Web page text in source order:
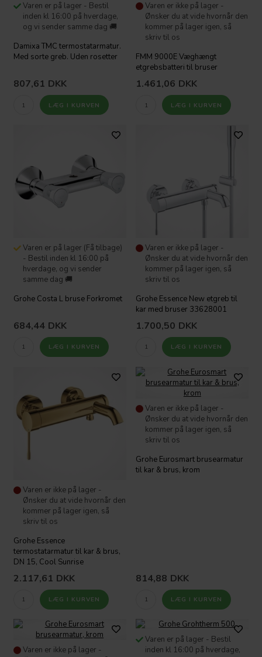
Varen er på lager - Bestil
inden kl 16:00 på hverdage,
og vi sender samme dag 🚚
Damixa TMC termostatarmatur.
Med sorte greb. Uden rosetter
807,61 DKK
Varen er ikke på lager -
Ønsker du at vide hvornår den
kommer på lager igen, så
skriv til os
FMM 9000E Væghængt
etgrebsbatteri til bruser
1.461,06 DKK
Varen er på lager (Få tilbage)
- Bestil inden kl 16:00 på
hverdage, og vi sender
samme dag 🚚
Grohe Costa L bruse Forkromet
684,44 DKK
Varen er ikke på lager -
Ønsker du at vide hvornår den
kommer på lager igen, så
skriv til os
Grohe Essence New etgreb til
kar med bruser 33628001
1.700,50 DKK
Varen er ikke på lager -
Ønsker du at vide hvornår den
kommer på lager igen, så
skriv til os
Grohe Essence
termostatarmatur til kar & brus,
DN 15, Cool Sunrise
2.117,61 DKK
Varen er ikke på lager -
Ønsker du at vide hvornår den
kommer på lager igen, så
skriv til os
Grohe Eurosmart brusearmatur
til kar & brus, krom
814,88 DKK
Varen er ikke på lager -
Varen er på lager - Bestil
inden kl 16:00 på hverdage,